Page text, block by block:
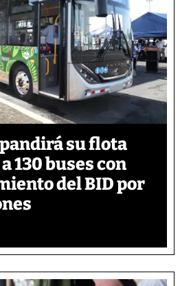
su flota
130 buses con
del BID por